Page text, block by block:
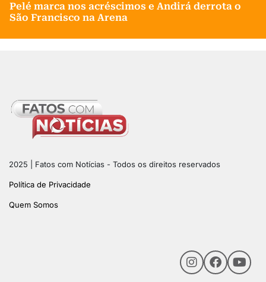
Pelé marca nos acréscimos e Andirá derrota o
São Francisco na Arena
2025 | Fatos com Notícias - Todos os direitos reservados
Política de Privacidade
Quem Somos